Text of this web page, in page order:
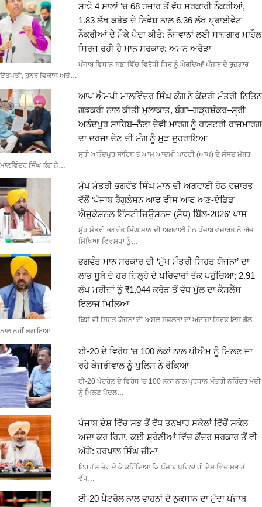
ਸਾਢੇ 4 ਸਾਲਾਂ ‘ਚ 68 ਹਜ਼ਾਰ ਤੋਂ ਵੱਧ ਸਰਕਾਰੀ ਨੌਕਰੀਆਂ,
1.83 ਲੱਖ ਕਰੋੜ ਦੇ ਨਿਵੇਸ਼ ਨਾਲ 6.36 ਲੱਖ ਪ੍ਰਾਈਵੇਟ
ਨੌਕਰੀਆਂ ਦੇ ਮੌਕੇ ਪੈਦਾ ਕੀਤੇ: ਨੌਜਵਾਨਾਂ ਲਈ ਸਾਜ਼ਗਾਰ ਮਾਹੌਲ
ਸਿਰਜ ਰਹੀ ਹੈ ਮਾਨ ਸਰਕਾਰ: ਅਮਨ ਅਰੋੜਾ
ਪੰਜਾਬ ਵਿਧਾਨ ਸਭਾ ਵਿੱਚ ਵਿਰੋਧੀ ਧਿਰ ਨੂੰ ਘੇਰਦਿਆਂ ਪੰਜਾਬ ਦੇ ਰੁਜ਼ਗਾਰ
ਉਤਪਤੀ, ਹੁਨਰ ਵਿਕਾਸ ਅਤੇ…
ਆਪ ਐਮਪੀ ਮਾਲਵਿੰਦਰ ਸਿੰਘ ਕੰਗ ਨੇ ਕੇਂਦਰੀ ਮੰਤਰੀ ਨਿਤਿਨ
ਗਡਕਰੀ ਨਾਲ ਕੀਤੀ ਮੁਲਾਕਾਤ, ਬੰਗਾ–ਗੜ੍ਹਸ਼ੰਕਰ–ਸ੍ਰੀ
ਅਨੰਦਪੁਰ ਸਾਹਿਬ–ਨੈਣਾ ਦੇਵੀ ਮਾਰਗ ਨੂੰ ਰਾਸ਼ਟਰੀ ਰਾਜਮਾਰਗ
ਦਾ ਦਰਜਾ ਦੇਣ ਦੀ ਮੰਗ ਨੂੰ ਮੁੜ ਦੁਹਰਾਇਆ
ਸ੍ਰੀ ਅਨੰਦਪੁਰ ਸਾਹਿਬ ਤੋਂ ਆਮ ਆਦਮੀ ਪਾਰਟੀ (ਆਪ) ਦੇ ਸੰਸਦ ਮੈਂਬਰ
ਮਾਲਵਿੰਦਰ ਸਿੰਘ ਕੰਗ ਨੇ…
ਮੁੱਖ ਮੰਤਰੀ ਭਗਵੰਤ ਸਿੰਘ ਮਾਨ ਦੀ ਅਗਵਾਈ ਹੇਠ ਵਜ਼ਾਰਤ
ਵੱਲੋਂ ‘ਪੰਜਾਬ ਰੈਗੂਲੇਸ਼ਨ ਆਫ ਫੀਸ ਆਫ ਅਣ-ਏਡਿਡ
ਐਜੂਕੇਸ਼ਨਲ ਇੰਸਟੀਚਿਊਸ਼ਨਜ਼ (ਸੋਧ) ਬਿੱਲ-2026’ ਪਾਸ
ਮੁੱਖ ਮੰਤਰੀ ਭਗਵੰਤ ਸਿੰਘ ਮਾਨ ਦੀ ਅਗਵਾਈ ਹੇਠ ਪੰਜਾਬ ਵਜ਼ਾਰਤ ਨੇ ਅੱਜ
ਸਿੱਖਿਆ ਵਿਵਸਥਾ ਨੂੰ…
ਭਗਵੰਤ ਮਾਨ ਸਰਕਾਰ ਦੀ ‘ਮੁੱਖ ਮੰਤਰੀ ਸਿਹਤ ਯੋਜਨਾ’ ਦਾ
ਲਾਭ ਸੂਬੇ ਦੇ ਹਰ ਜ਼ਿਲ੍ਹੇ ਦੇ ਪਰਿਵਾਰਾਂ ਤੱਕ ਪਹੁੰਚਿਆ; 2.91
ਲੱਖ ਮਰੀਜ਼ਾਂ ਨੂੰ ₹1,044 ਕਰੋੜ ਤੋਂ ਵੱਧ ਮੁੱਲ ਦਾ ਕੈਸ਼ਲੈੱਸ
ਇਲਾਜ ਮਿਲਿਆ
ਕਿਸੇ ਵੀ ਸਿਹਤ ਯੋਜਨਾ ਦੀ ਅਸਲ ਸਫ਼ਲਤਾ ਦਾ ਅੰਦਾਜ਼ਾ ਸਿਰਫ਼ ਇਸ ਗੱਲ
ਨਾਲ ਨਹੀਂ ਲਗਾਇਆ…
ਈ-20 ਦੇ ਵਿਰੋਧ ‘ਚ 100 ਲੋਕਾਂ ਨਾਲ ਪੀਐਮ ਨੂੰ ਮਿਲਣ ਜਾ
ਰਹੇ ਕੇਜਰੀਵਾਲ ਨੂੰ ਪੁਲਿਸ ਨੇ ਰੋਕਿਆ
ਈ-20 ਪੈਟਰੋਲ ਦੇ ਵਿਰੋਧ 'ਚ 100 ਲੋਕਾਂ ਨਾਲ ਪ੍ਰਧਾਨ ਮੰਤਰੀ ਨਰਿੰਦਰ ਮੋਦੀ
ਨੂੰ ਮਿਲਣ ਪੈਦਲ…
ਪੰਜਾਬ ਦੇਸ਼ ਵਿੱਚ ਸਭ ਤੋਂ ਵੱਧ ਤਨਖਾਹ ਸਕੇਲਾਂ ਵਿੱਚੋਂ ਸਕੇਲ
ਅਦਾ ਕਰ ਰਿਹਾ, ਕਈ ਸ਼੍ਰੇਣੀਆਂ ਵਿੱਚ ਕੇਂਦਰ ਸਰਕਾਰ ਤੋਂ ਵੀ
ਅੱਗੇ: ਹਰਪਾਲ ਸਿੰਘ ਚੀਮਾ
ਇਹ ਗੱਲ ਜ਼ੋਰ ਦੇ ਕੇ ਕਹਿੰਦਿਆਂ ਕਿ ਪੰਜਾਬ ਪਹਿਲਾਂ ਹੀ ਦੇਸ਼ ਵਿੱਚ ਸਭ ਤੋਂ
ਵੱਧ…
ਈ-20 ਪੈਟਰੋਲ ਨਾਲ ਵਾਹਨਾਂ ਦੇ ਨੁਕਸਾਨ ਦਾ ਮੁੱਦਾ ਪੰਜਾਬ